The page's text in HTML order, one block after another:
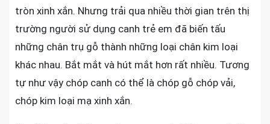
tròn xinh xắn. Nhưng trải qua nhiều thời gian trên thị
trường người sử dụng canh trẻ em đã biến tấu
những chân trụ gỗ thành những loại chân kim loại
khác nhau. Bắt mắt và hút mắt hơn rất nhiều. Tương
tự như vậy chóp canh có thể là chóp gỗ chóp vải,
chóp kim loại mạ xinh xắn.